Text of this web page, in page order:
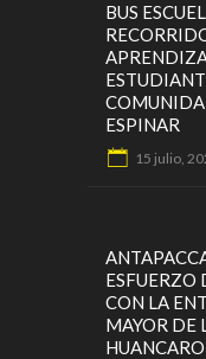
BUS
ESPINAR
15 julio,
ESFUERZO
CON LA
MAYOR DE